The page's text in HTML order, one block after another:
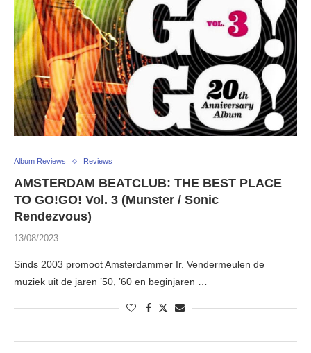
Album Reviews Reviews
AMSTERDAM BEATCLUB: THE BEST PLACE
TO GO!GO! Vol. 3 (Munster / Sonic
Rendezvous)
13/08/2023
Sinds 2003 promoot Amsterdammer Ir. Vendermeulen de
muziek uit de jaren ’50, ’60 en beginjaren …